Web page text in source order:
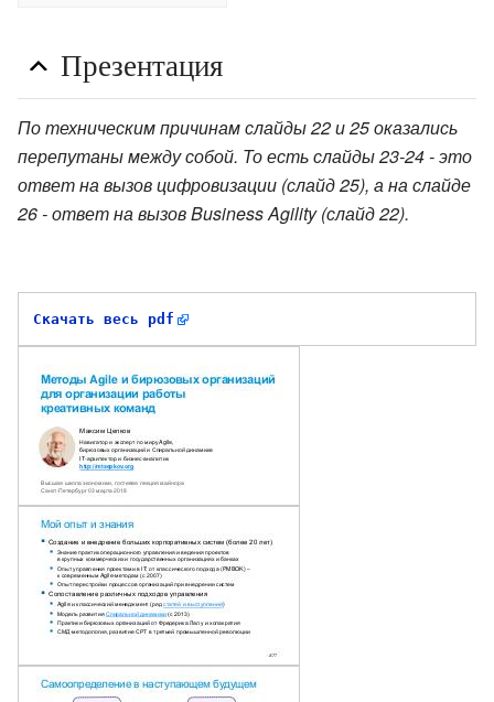
Презентация
По техническим причинам слайды 22 и 25 оказались
перепутаны между собой. То есть слайды 23-24 - это
ответ на вызов цифровизации (слайд 25), а на слайде
26 - ответ на вызов Business Agility (слайд 22).
Скачать весь pdf